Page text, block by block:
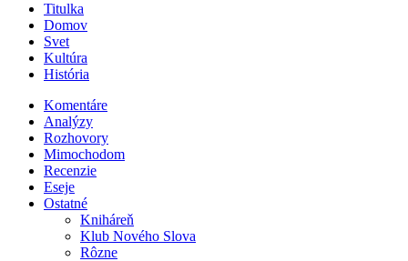
Titulka
Domov
Svet
Kultúra
História
Komentáre
Analýzy
Rozhovory
Mimochodom
Recenzie
Eseje
Ostatné
Kniháreň
Klub Nového Slova
Rôzne